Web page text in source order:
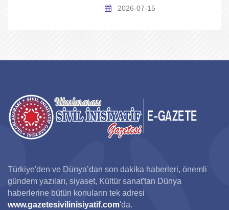
2026-07-15
Türkiye'den ve Dünya’dan son dakika haberleri, önemli
gündem yazıları, siyaset, Kültür sanat'tan Dünya
haberlerine bütün konuların tek adresi
www.gazetesivilinisiyatif.com'da.